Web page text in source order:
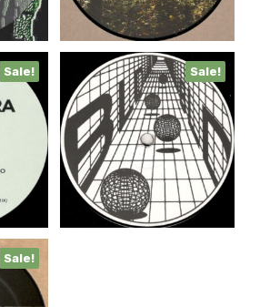
Sale! Sale!
Sale!